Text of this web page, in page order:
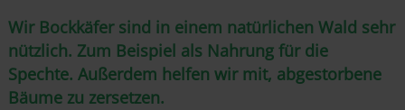
Wir Bockkäfer sind in einem natürlichen Wald sehr
nützlich. Zum Beispiel als Nahrung für die
Spechte. Außerdem helfen wir mit, abgestorbene
Bäume zu zersetzen.